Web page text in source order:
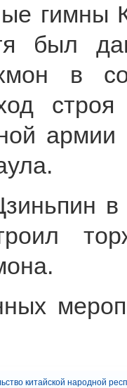
гимны
был
в
строя
китайской народной